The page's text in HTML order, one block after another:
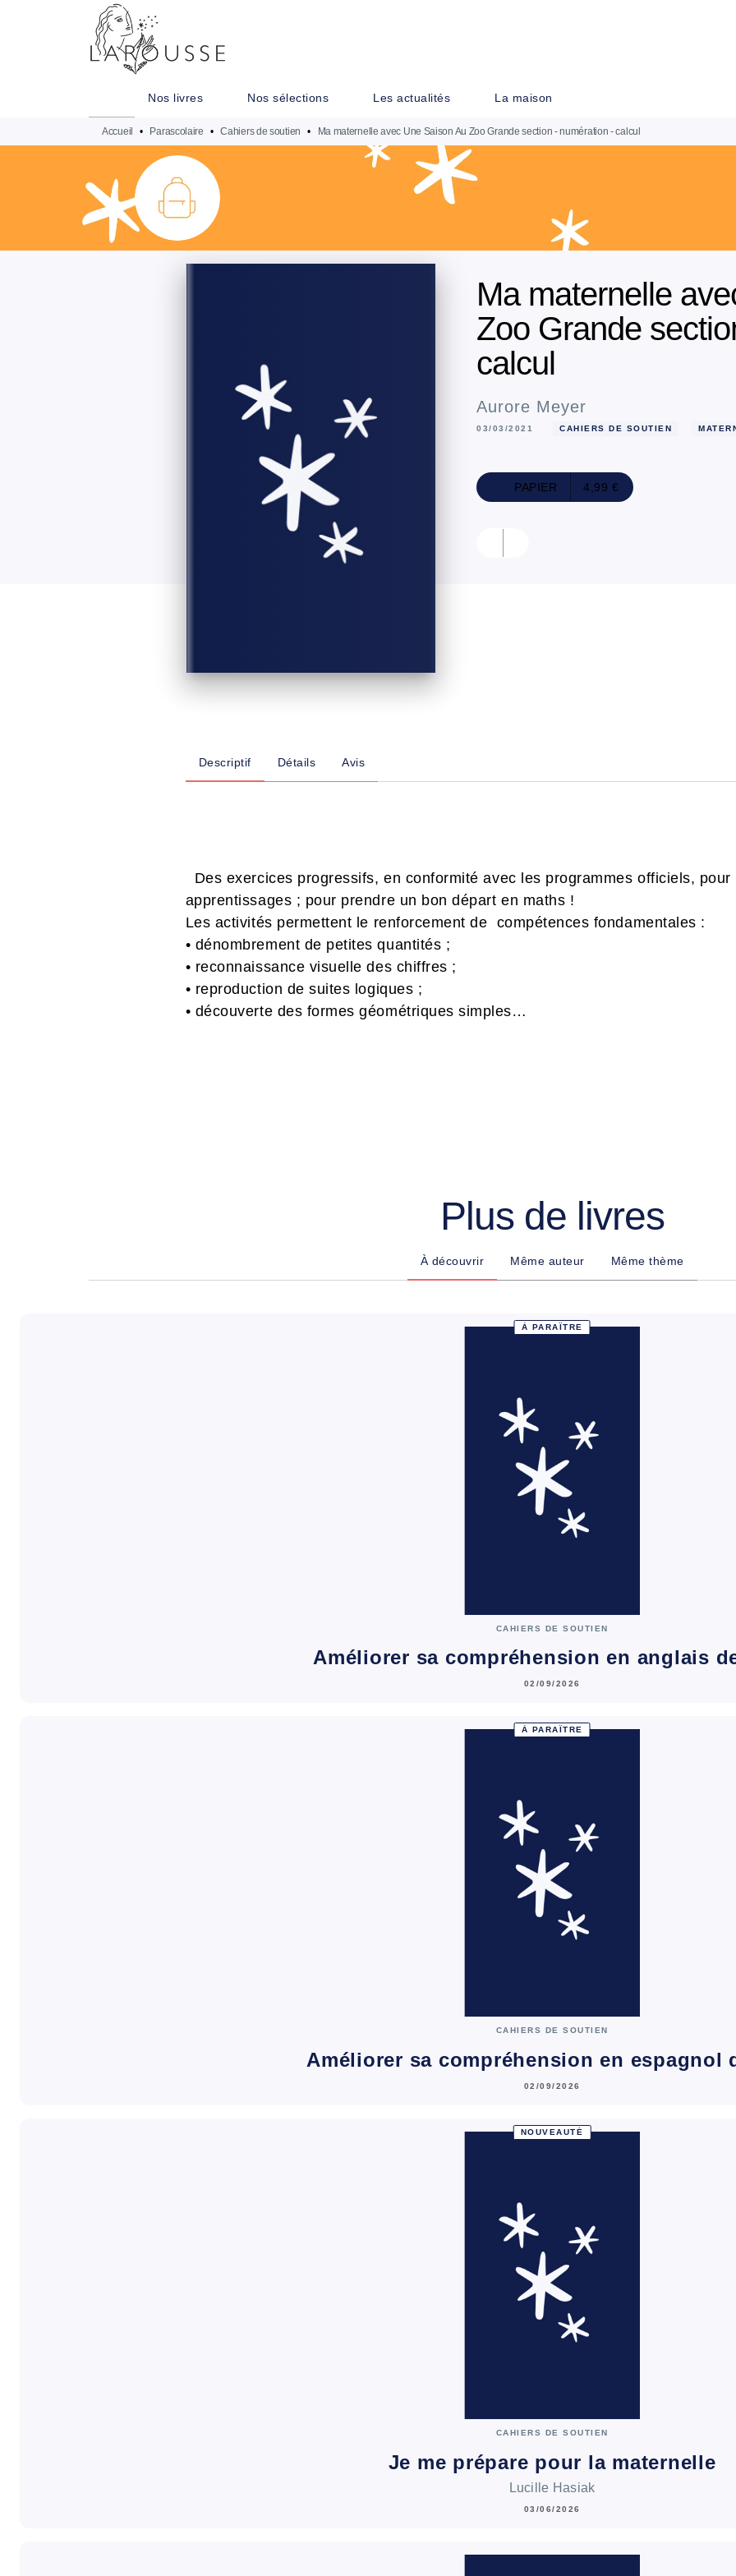
MENU
Nos livres Nos sélections Les actualités La maison
Accueil • Parascolaire • Cahiers de soutien • Ma maternelle avec Une Saison Au Zoo Grande section - numération - calcul
Ma maternelle
Zoo Grande
calcul
Aurore Meyer
03/03/2021 CAHIERS DE SOUTIEN
PAPIER 4,99 €
Descriptif Détails Avis
Des exercices progressifs, en conformité avec les programmes officiels,
apprentissages ; pour prendre un bon départ en maths !
Les activités permettent le renforcement de compétences fondamentales :
• dénombrement de petites quantités ;
• reconnaissance visuelle des chiffres ;
• reproduction de suites logiques ;
• découverte des formes géométriques simples…
Plus de livres
À découvrir Même auteur Même thème
À PARAÎTRE
CAHIERS DE SOUTIEN
Améliorer sa compréhension en anglais
02/09/2026
À PARAÎTRE
CAHIERS DE SOUTIEN
Améliorer sa compréhension en espagnol
02/09/2026
NOUVEAUTÉ
CAHIERS DE SOUTIEN
Je me prépare pour la maternelle
Lucille Hasiak
03/06/2026